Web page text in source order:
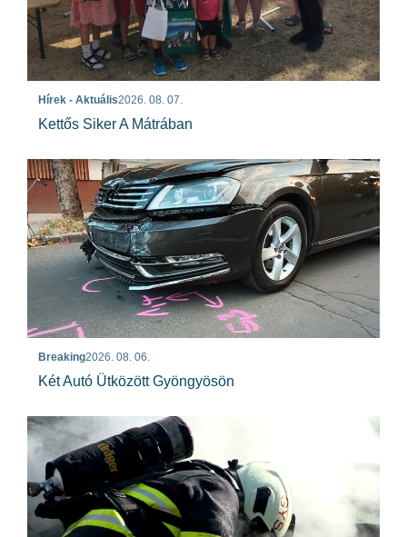
Hírek - Aktuális2026. 08. 07.
Kettős Siker A Mátrában
Breaking2026. 08. 06.
Két Autó Ütközött Gyöngyösön